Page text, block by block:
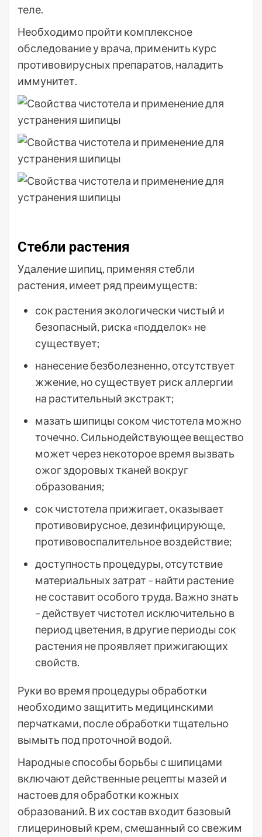
теле.
Необходимо пройти комплексное
обследование у врача, применить курс
противовирусных препаратов, наладить
иммунитет.
Стебли растения
Удаление шипиц, применяя стебли
растения, имеет ряд преимуществ:
сок растения экологически чистый и
безопасный, риска «подделок» не
существует;
нанесение безболезненно, отсутствует
жжение, но существует риск аллергии
на растительный экстракт;
мазать шипицы соком чистотела можно
точечно. Сильнодействующее вещество
может через некоторое время вызвать
ожог здоровых тканей вокруг
образования;
сок чистотела прижигает, оказывает
противовирусное, дезинфицирующе,
противовоспалительное воздействие;
доступность процедуры, отсутствие
материальных затрат – найти растение
не составит особого труда. Важно знать
– действует чистотел исключительно в
период цветения, в другие периоды сок
растения не проявляет прижигающих
свойств.
Руки во время процедуры обработки
необходимо защитить медицинскими
перчатками, после обработки тщательно
вымыть под проточной водой.
Народные способы борьбы с шипицами
включают действенные рецепты мазей и
настоев для обработки кожных
образований. В их состав входит базовый
глицериновый крем, смешанный со свежим